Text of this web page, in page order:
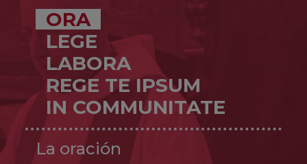
Alrededor de su fiesta, el cielo nocturno se
enciende con las llamadas lágrimas de san
Lorenzo, ocasionadas por la lluvia de
meteoros, las Perseidas, restos de polvo de la
cola del cometa Swift-Tuttle.
ORA
LEGE
LABORA
REGE TE IPSUM
IN COMMUNITATE
La oración